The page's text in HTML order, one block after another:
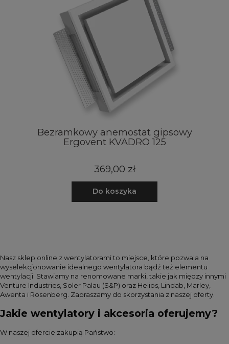
Bezramkowy anemostat gipsowy
Ergovent KVADRO 125
369,00 zł
Do koszyka
Nasz sklep online z wentylatorami to miejsce, które pozwala na
wyselekcjonowanie idealnego wentylatora bądź też elementu
wentylacji. Stawiamy na renomowane marki, takie jak między innymi
Venture Industries, Soler Palau (S&P) oraz Helios, Lindab, Marley,
Awenta i Rosenberg. Zapraszamy do skorzystania z naszej oferty.
Jakie wentylatory i akcesoria oferujemy?
W naszej ofercie zakupią Państwo: